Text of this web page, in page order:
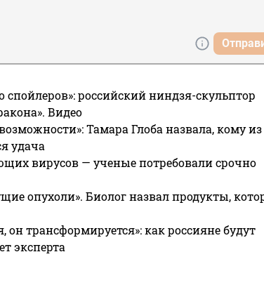
российский ниндзя-скульптор
Видео
Тамара Глоба назвала, кому из
удача
вирусов — ученые потребовали срочно
опухоли». Биолог назвал продукты,
он трансформируется»: как россияне будут
эксперта